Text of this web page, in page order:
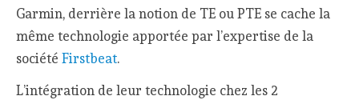
Garmin, derrière la notion de TE ou PTE se cache la
même technologie apportée par l’expertise de la
sociétéFirstbeat.
L’intégration de leur technologie chez les 2